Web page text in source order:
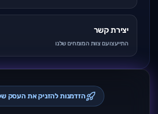
יצירת קשר
התייעצו עם צוות המומחים שלנו
הזדמנות להזניק את העסק